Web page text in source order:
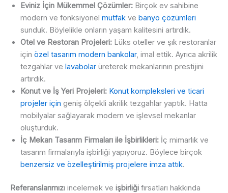
Eviniz İçin Mükemmel Çözümler: Birçok ev sahibine
modern ve fonksiyonel mutfak ve banyo çözümleri
sunduk. Böylelikle onların yaşam kalitesini artırdık.
Otel ve Restoran Projeleri: Lüks oteller ve şık restoranlar
için özel tasarım modern bankolar, imal ettik. Ayrıca akrilik
tezgahlar ve lavabolar üreterek mekanlarının prestijini
artırdık.
Konut ve İş Yeri Projeleri: Konut kompleksleri ve ticari
projeler için geniş ölçekli akrilik tezgahlar yaptık. Hatta
mobilyalar sağlayarak modern ve işlevsel mekanlar
oluşturduk.
İç Mekan Tasarım Firmaları ile İşbirlikleri: İç mimarlık ve
tasarım firmalarıyla işbirliği yapıyoruz. Böylece birçok
benzersiz ve özelleştirilmiş projelere imza attık.
Referanslarımızı incelemek ve işbirliği fırsatları hakkında